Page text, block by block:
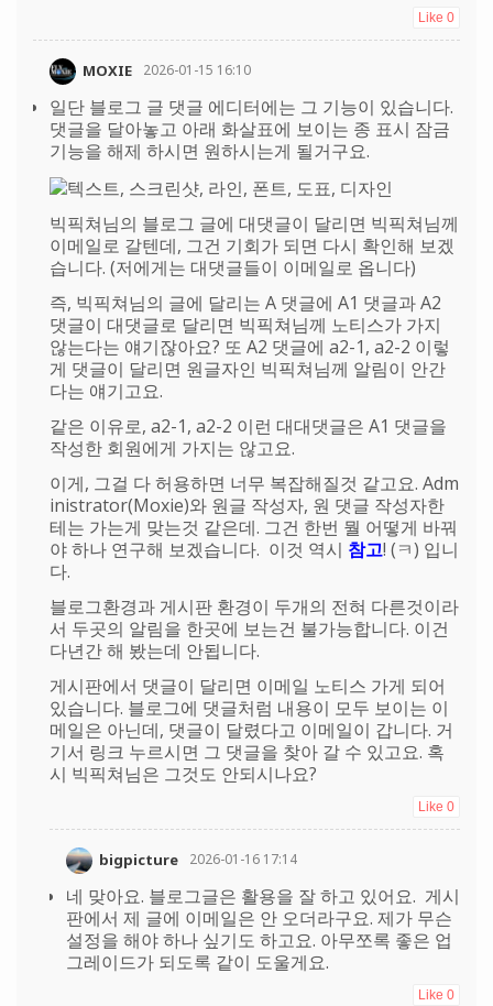
Like 0
MOXIE 2026-01-15 16:10
일단 블로그 글 댓글 에디터에는 그 기능이 있습니다.
댓글을 달아놓고 아래 화살표에 보이는 종 표시 잠금
기능을 해제 하시면 원하시는게 될거구요.
빅픽쳐님의 블로그 글에 대댓글이 달리면 빅픽쳐님께
이메일로 갈텐데, 그건 기회가 되면 다시 확인해 보겠
습니다. (저에게는 대댓글들이 이메일로 옵니다)
즉, 빅픽쳐님의 글에 달리는 A 댓글에 A1 댓글과 A2
댓글이 대댓글로 달리면 빅픽쳐님께 노티스가 가지
않는다는 얘기잖아요? 또 A2 댓글에 a2-1, a2-2 이렇
게 댓글이 달리면 원글자인 빅픽쳐님께 알림이 안간
다는 얘기고요.
같은 이유로, a2-1, a2-2 이런 대대댓글은 A1 댓글을
작성한 회원에게 가지는 않고요.
이게, 그걸 다 허용하면 너무 복잡해질것 같고요. Adm
inistrator(Moxie)와 원글 작성자, 원 댓글 작성자한
테는 가는게 맞는것 같은데. 그건 한번 뭘 어떻게 바꿔
야 하나 연구해 보겠습니다. 이것 역시 참고! (ㅋ) 입니
다.
블로그환경과 게시판 환경이 두개의 전혀 다른것이라
서 두곳의 알림을 한곳에 보는건 불가능합니다. 이건
다년간 해 봤는데 안됩니다.
게시판에서 댓글이 달리면 이메일 노티스 가게 되어
있습니다. 블로그에 댓글처럼 내용이 모두 보이는 이
메일은 아닌데, 댓글이 달렸다고 이메일이 갑니다. 거
기서 링크 누르시면 그 댓글을 찾아 갈 수 있고요. 혹
시 빅픽쳐님은 그것도 안되시나요?
Like 0
bigpicture 2026-01-16 17:14
네 맞아요. 블로그글은 활용을 잘 하고 있어요. 게시
판에서 제 글에 이메일은 안 오더라구요. 제가 무슨
설정을 해야 하나 싶기도 하고요. 아무쪼록 좋은 업
그레이드가 되도록 같이 도울게요.
Like 0